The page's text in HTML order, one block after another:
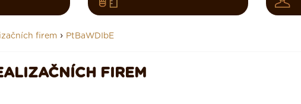
firem › PtBaWDIbE
FIREM